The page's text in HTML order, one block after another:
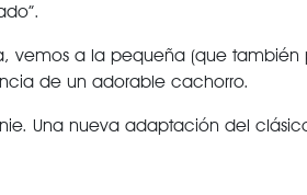
vemos a la pequeña (que también
de un adorable cachorro.
Una nueva adaptación del